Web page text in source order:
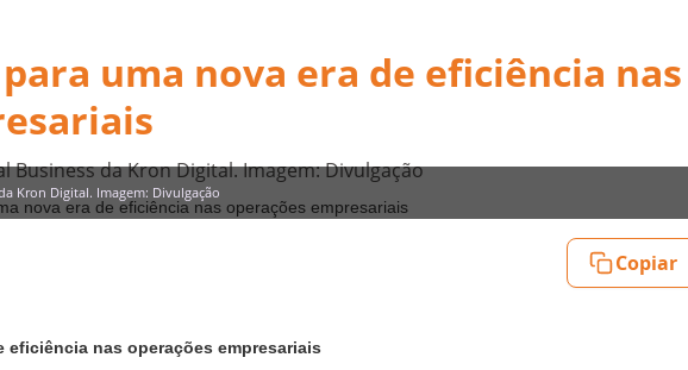
uma nova era de eficiência nas
Business da Kron Digital. Imagem: Divulgação
Kron Digital. Imagem: Divulgação
Copiar
eficiência nas operações empresariais